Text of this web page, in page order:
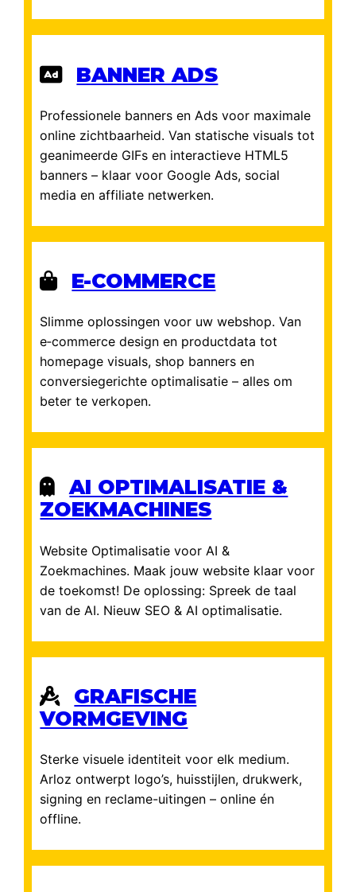
BANNER ADS
Professionele banners en Ads voor maximale
online zichtbaarheid. Van statische visuals tot
geanimeerde GIFs en interactieve HTML5
banners – klaar voor Google Ads, social
media en affiliate netwerken.
E-COMMERCE
Slimme oplossingen voor uw webshop. Van
e‑commerce design en productdata tot
homepage visuals, shop banners en
conversiegerichte optimalisatie – alles om
beter te verkopen.
AI OPTIMALISATIE &
ZOEKMACHINES
Website Optimalisatie voor AI &
Zoekmachines. Maak jouw website klaar voor
de toekomst! De oplossing: Spreek de taal
van de AI. Nieuw SEO & AI optimalisatie.
GRAFISCHE
VORMGEVING
Sterke visuele identiteit voor elk medium.
Arloz ontwerpt logo’s, huisstijlen, drukwerk,
signing en reclame-uitingen – online én
offline.